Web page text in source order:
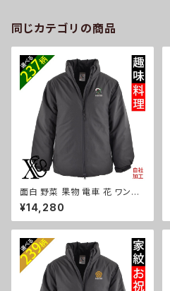
ビションフリーゼ クリスマス ori
-a-jkt19-b10-s
同じカテゴリの商品
面白 野菜 果物 電車 花 ワンポ
イント 刺繍 中綿 スタンド ジャ
ケット メンズ アウターウェア イ
ンサレーテッド 雑貨 グッズ 自社
t19-b09-s
¥14,280